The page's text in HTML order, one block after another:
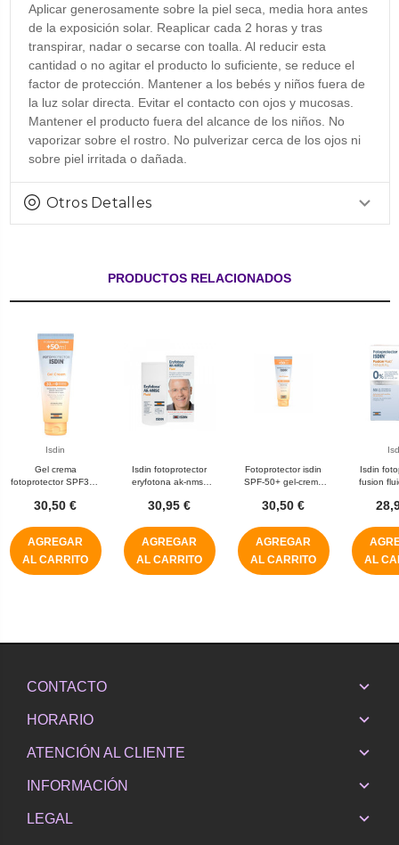
Aplicar generosamente sobre la piel seca, media hora antes
de la exposición solar. Reaplicar cada 2 horas y tras
transpirar, nadar o secarse con toalla. Al reducir esta
cantidad o no agitar el producto lo suficiente, se reduce el
factor de protección. Mantener a los bebés y niños fuera de
la luz solar directa. Evitar el contacto con ojos y mucosas.
Mantener el producto fuera del alcance de los niños. No
vaporizar sobre el rostro. No pulverizar cerca de los ojos ni
sobre piel irritada o dañada.
Otros Detalles
PRODUCTOS RELACIONADOS
Isdin
Gel crema
fotoprotector SPF30+
30,50 €
AGREGAR
AL CARRITO
Isdin fotoprotector
eryfotona ak-nmsc
30,95 €
AGREGAR
AL CARRITO
Fotoprotector isdin
SPF-50+ gel-crema
30,50 €
AGREGAR
AL CARRITO
Isdin
fusion
AL
CONTACTO
HORARIO
ATENCIÓN AL CLIENTE
INFORMACIÓN
LEGAL